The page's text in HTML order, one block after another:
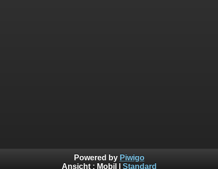
Powered by Piwigo
Ansicht : Mobil Standard